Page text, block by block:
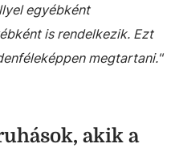
egyébként
is rendelkezik. Ezt
megtartani."
akik a